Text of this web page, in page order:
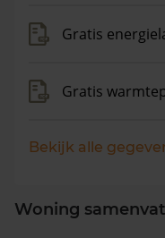
Gratis
Gratis
Bekijk alle
Woning